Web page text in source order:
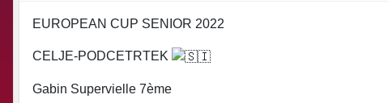
EUROPEAN CUP SENIOR 2022
CELJE-PODCETRTEK
Gabin Supervielle 7ème